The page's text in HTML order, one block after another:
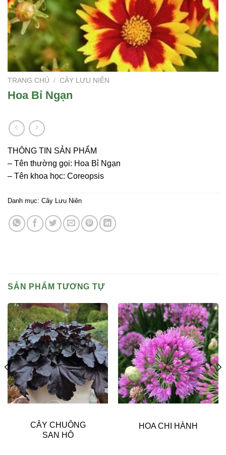
TRANG CHỦ / CÂY LƯU NIÊN
Hoa Bỉ Ngạn
THÔNG TIN SẢN PHẨM
– Tên thường gọi: Hoa Bỉ Ngạn
– Tên khoa học: Coreopsis
Danh mục: Cây Lưu Niên
SẢN PHẨM TƯƠNG TỰ
CÂY CHUÔNG
SAN HÔ
HOA CHI HÀNH